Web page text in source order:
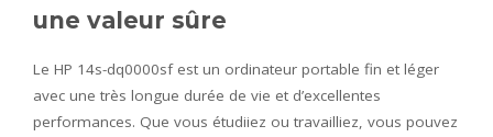
une valeur sûre
Le HP 14s-dq0000sf est un ordinateur portable fin et léger
avec une très longue durée de vie et d’excellentes
performances. Que vous étudiiez ou travailliez, vous pouvez